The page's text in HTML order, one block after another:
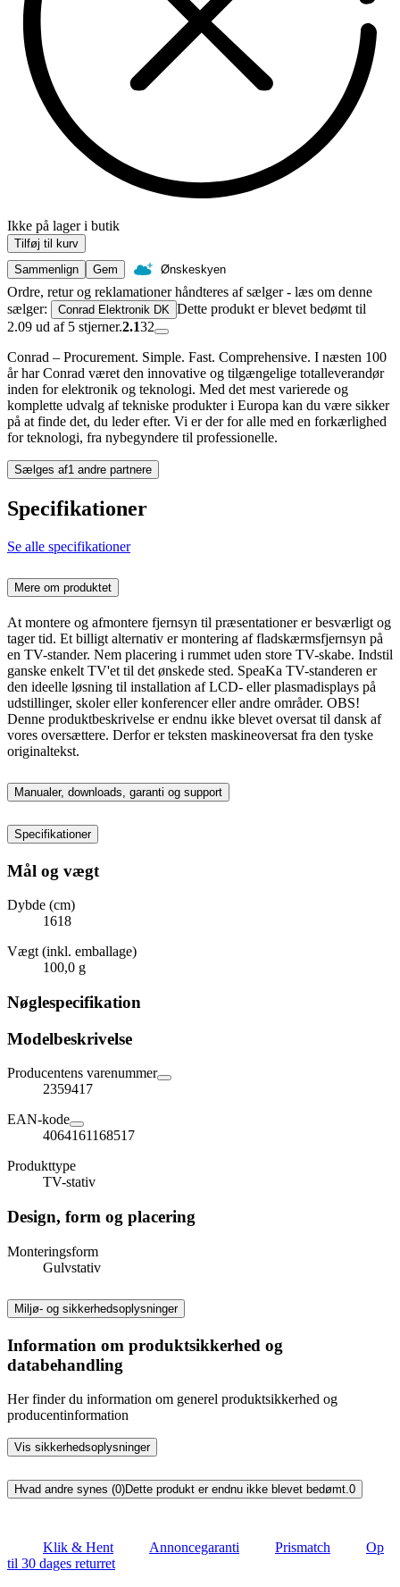
Ikke på lager i butik
Tilføj til kurv
Sammenlign
Gem Ønskeskyen
Ordre, retur og reklamationer håndteres af sælger - læs om denne
sælger:
Conrad Elektronik DK Dette produkt er blevet bedømt til
2.09 ud af 5 stjerner.2.132
Conrad – Procurement. Simple. Fast. Comprehensive. I næsten 100
år har Conrad været den innovative og tilgængelige totalleverandør
inden for elektronik og teknologi. Med det mest varierede og
komplette udvalg af tekniske produkter i Europa kan du være sikker
på at finde det, du leder efter. Vi er der for alle med en forkærlighed
for teknologi, fra nybegyndere til professionelle.
Sælges af1 andre partnere
Specifikationer
Se alle specifikationer
Mere om produktet
At montere og afmontere fjernsyn til præsentationer er besværligt og
tager tid. Et billigt alternativ er montering af fladskærmsfjernsyn på
en TV-stander. Nem placering i rummet uden store TV-skabe. Indstil
ganske enkelt TV'et til det ønskede sted. SpeaKa TV-standeren er
den ideelle løsning til installation af LCD- eller plasmadisplays på
udstillinger, skoler eller konferencer eller andre områder. OBS!
Denne produktbeskrivelse er endnu ikke blevet oversat til dansk af
vores oversættere. Derfor er teksten maskineoversat fra den tyske
originaltekst.
Manualer, downloads, garanti og support
Specifikationer
Mål og vægt
Dybde (cm)
1618
Vægt (inkl. emballage)
100,0 g
Nøglespecifikation
Modelbeskrivelse
Producentens varenummer
2359417
EAN-kode
4064161168517
Produkttype
TV-stativ
Design, form og placering
Monteringsform
Gulvstativ
Miljø- og sikkerhedsoplysninger
Information om produktsikkerhed og
databehandling
Her finder du information om generel produktsikkerhed og
producentinformation
Vis sikkerhedsoplysninger
Hvad andre synes (0)Dette produkt er endnu ikke blevet bedømt.0
Klik & Hent Annoncegaranti Prismatch
Op
til 30 dages returret